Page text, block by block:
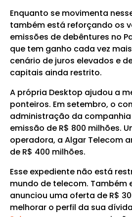
Enquanto se movimenta
também está reforçando os
emissões de debêntures no
que tem ganho cada vez
cenário de juros elevados e
capitais ainda restrito.
A própria Desktop ajudou a
ponteiros. Em setembro, o
administração da
emissão de R$ 800 milhões.
operadora, a Algar Telecom
de R$ 400 milhões.
Esse expediente não está
mundo de telecom. Também
anunciou uma oferta de R$
melhorar o perfil da sua